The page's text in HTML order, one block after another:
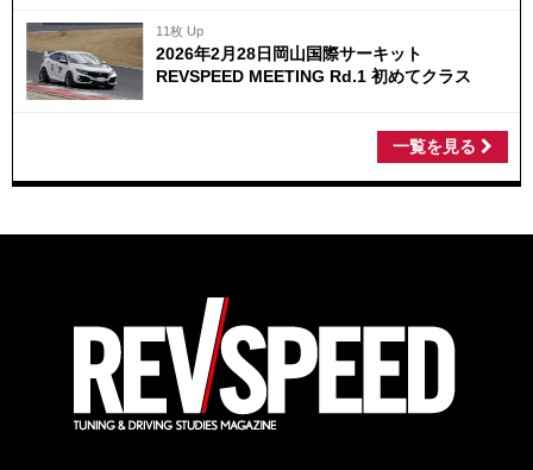
11枚 Up
2026年2月28日岡山国際サーキット
REVSPEED MEETING Rd.1 初めてクラス
一覧を見る